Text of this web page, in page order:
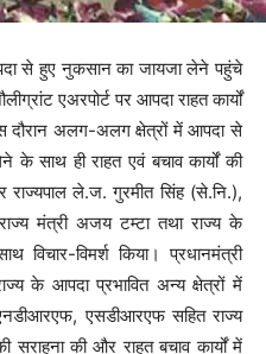
से हुए नुकसान का जायजा लेने पहुंचे
एअरपोर्ट पर आपदा राहत कार्यों
दौरान अलग-अलग क्षेत्रों में आपदा से
साथ ही राहत एवं बचाव कार्यों की
राज्यपाल ले.ज. गुरमीत सिंह (से.नि.),
मंत्री अजय टम्टा तथा राज्य के
विचार-विमर्श किया। प्रधानमंत्री
के आपदा प्रभावित अन्य क्षेत्रों में
एसडीआरएफ सहित राज्य
सराहना की और राहत बचाव कार्यों में